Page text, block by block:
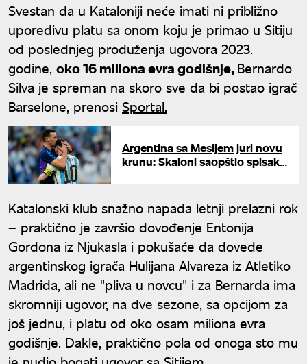
Svestan da u Kataloniji neće imati ni približno
uporedivu platu sa onom koju je primao u Sitiju
od poslednjeg produženja ugovora 2023.
godine, oko 16 miliona evra godišnje,Bernardo
Silva je spreman na skoro sve da bi postao igrač
Barselone, prenosi Sportal.
Argentina sa Mesijem juri novu
krunu: Skaloni saopštio spisak
Katalonski klub snažno napada letnji prelazni rok
– praktično je završio dovođenje Entonija
Gordona iz Njukasla i pokušaće da dovede
argentinskog igrača Hulijana Alvareza iz Atletiko
Madrida, ali ne "pliva u novcu" i za Bernarda ima
skromniji ugovor, na dve sezone, sa opcijom za
još jednu, i platu od oko osam miliona evra
godišnje. Dakle, praktično pola od onoga sto mu